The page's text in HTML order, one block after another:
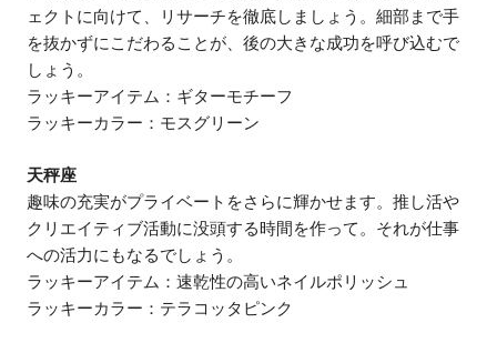
ェクトに向けて、リサーチを徹底しましょう。細部まで手
を抜かずにこだわることが、後の大きな成功を呼び込むで
しょう。
ラッキーアイテム：ギターモチーフ
ラッキーカラー：モスグリーン
天秤座
趣味の充実がプライベートをさらに輝かせます。推し活や
クリエイティブ活動に没頭する時間を作って。それが仕事
への活力にもなるでしょう。
ラッキーアイテム：速乾性の高いネイルポリッシュ
ラッキーカラー：テラコッタピンク